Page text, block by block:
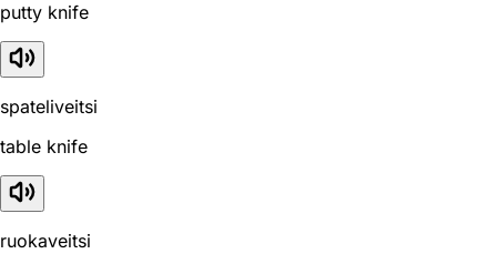
putty knife
spateliveitsi
table knife
ruokaveitsi